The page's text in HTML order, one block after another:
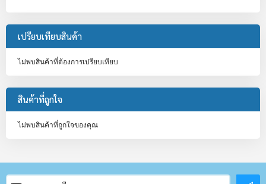
เปรียบเทียบสินค้า
ไม่พบสินค้าที่ต้องการเปรียบเทียบ
สินค้าที่ถูกใจ
ไม่พบสินค้าที่ถูกใจของคุณ
สมัคร